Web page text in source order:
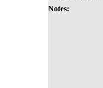
Notes: